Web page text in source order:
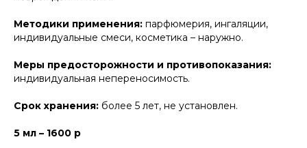
Методики применения: парфюмерия, ингаляции,
индивидуальные смеси, косметика – наружно.
Меры предосторожности и противопоказания:
индивидуальная непереносимость.
Срок хранения: более 5 лет, не установлен.
5 мл – 1600 р